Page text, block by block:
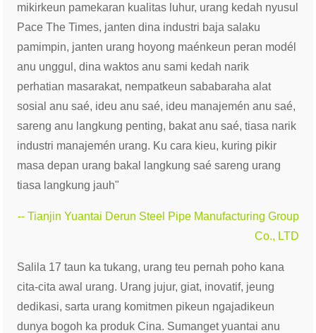
mikirkeun pamekaran kualitas luhur, urang kedah nyusul
Pace The Times, janten dina industri baja salaku
pamimpin, janten urang hoyong maénkeun peran modél
anu unggul, dina waktos anu sami kedah narik
perhatian masarakat, nempatkeun sababaraha alat
sosial anu saé, ideu anu saé, ideu manajemén anu saé,
sareng anu langkung penting, bakat anu saé, tiasa narik
industri manajemén urang. Ku cara kieu, kuring pikir
masa depan urang bakal langkung saé sareng urang
tiasa langkung jauh"
-- Tianjin Yuantai Derun Steel Pipe Manufacturing Group
Co., LTD
Salila 17 taun ka tukang, urang teu pernah poho kana
cita-cita awal urang. Urang jujur, giat, inovatif, jeung
dedikasi, sarta urang komitmen pikeun ngajadikeun
dunya bogoh ka produk Cina. Sumanget yuantai anu